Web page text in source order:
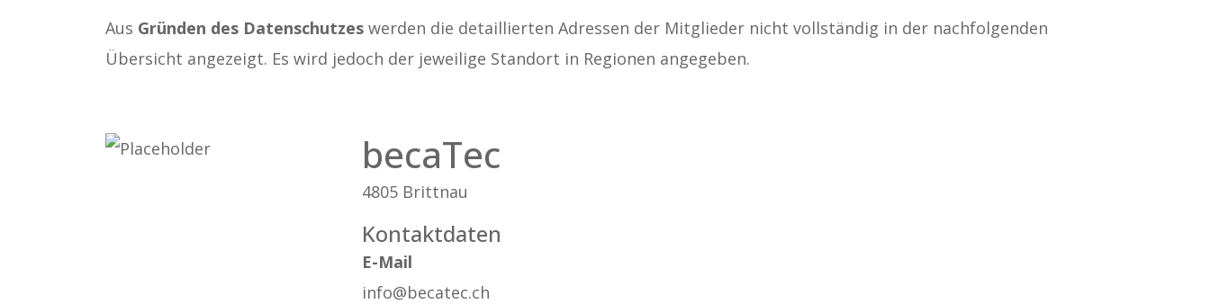
Aus Gründen des Datenschutzes werden die detaillierten Adressen der Mitglieder nicht vollständig in der nachfolgenden
Übersicht angezeigt. Es wird jedoch der jeweilige Standort in Regionen angegeben.
becaTec
4805 Brittnau
Kontaktdaten
E-Mail
info@becatec.ch